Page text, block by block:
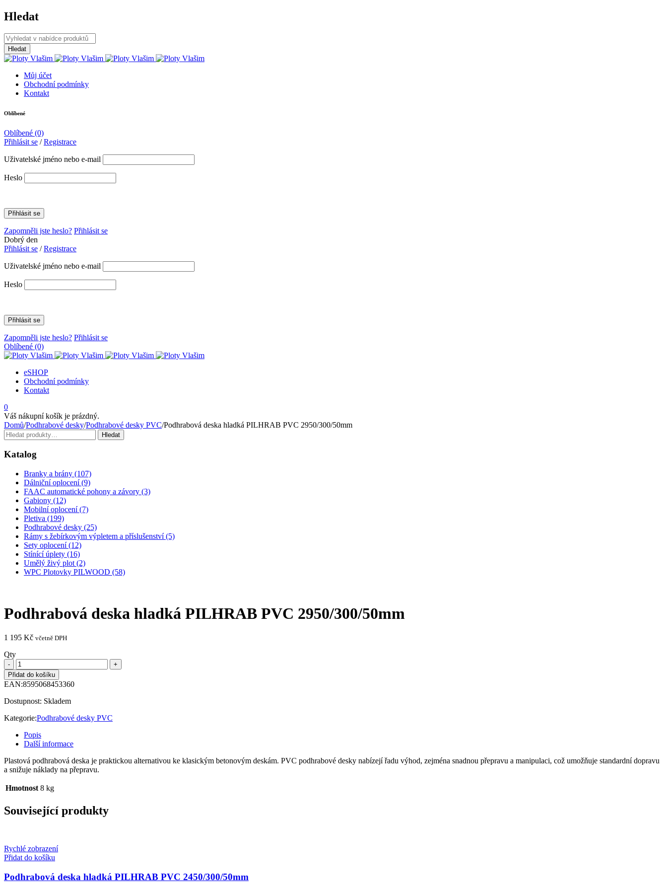
Hledat
Můj účet
Obchodní podmínky
Kontakt
Oblíbené
Oblíbené (0)
Přihlásit se /Registrace
Uživatelské jméno nebo e-mail
Heslo
Zapomněli jste heslo? Přihlásit se
Dobrý den
Přihlásit se /Registrace
Uživatelské jméno nebo e-mail
Heslo
Zapomněli jste heslo? Přihlásit se
Oblíbené (0)
eSHOP
Obchodní podmínky
Kontakt
0
Váš nákupní košík je prázdný.
Domů/Podhrabové desky/Podhrabové desky PVC/Podhrabová deska hladká PILHRAB PVC 2950/300/50mm
Hledat:
Hledat
Katalog
Branky a brány (107)
Dálniční oplocení (9)
FAAC automatické pohony a závory (3)
Gabiony (12)
Mobilní oplocení (7)
Pletiva (199)
Podhrabové desky (25)
Rámy s žebírkovým výpletem a příslušenství (5)
Sety oplocení (12)
Stínící úplety (16)
Umělý živý plot (2)
WPC Plotovky PILWOOD (58)
Podhrabová deska hladká PILHRAB PVC 2950/300/50mm
1 195 Kč včetně DPH
Qty
Přidat do košíku
EAN:8595068453360
Dostupnost: Skladem
Kategorie:Podhrabové desky PVC
Popis
Další informace
Plastová podhrabová deska je praktickou alternativou ke klasickým betonovým deskám. PVC podhrabové desky nabízejí řadu výhod, zejména snadnou přepravu a manipulaci, což umožňuje standardní dopravu
a snižuje náklady na přepravu.
Hmotnost 8 kg
Související produkty
Rychlé zobrazení
Přidat do košíku
Podhrabová deska hladká PILHRAB PVC 2450/300/50mm